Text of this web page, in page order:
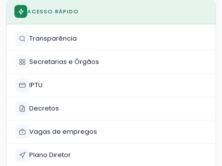
ACESSO RÁPIDO
Transparência
Secretarias e Órgãos
IPTU
Decretos
Vagas de empregos
Plano Diretor